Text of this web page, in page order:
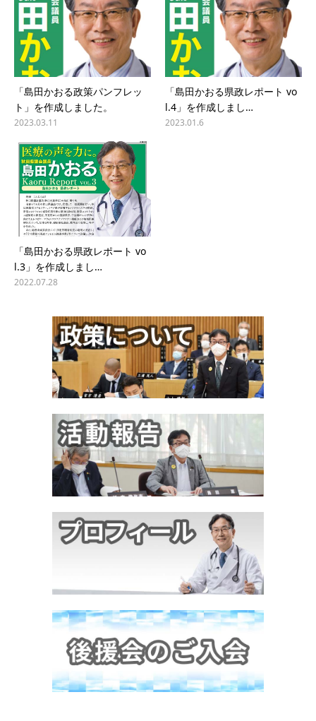
「島田かおる政策パンフレッ
ト」を作成しました。
2023.03.11
「島田かおる県政レポート vo
l.4」を作成しまし…
2023.01.6
「島田かおる県政レポート vo
l.3」を作成しまし…
2022.07.28